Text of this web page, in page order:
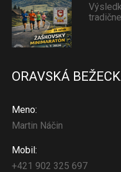
ORAVSKÁ
Meno:
Martin Náčin
Mobil:
+421 902 325 697